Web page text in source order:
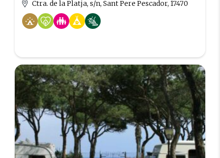
Ctra. de la Platja, s/n, Sant Pere Pescador, 17470